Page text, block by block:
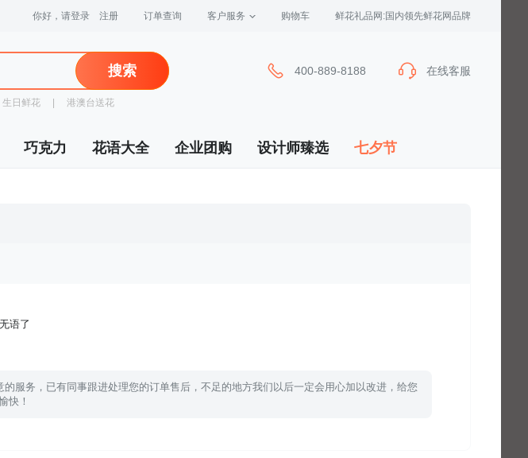
你好，请登录 注册 订单查询 客户服务 购物车 鲜花礼品网:国内领先鲜花网品牌
搜索
生日鲜花 港澳台送花
400-889-8188 在线客服
巧克力 花语大全 企业团购 设计师臻选 七夕节
语了
服务，已有同事跟进处理您的订单售后，不足的地方我们以后一定会用心加以改进，给您
快！